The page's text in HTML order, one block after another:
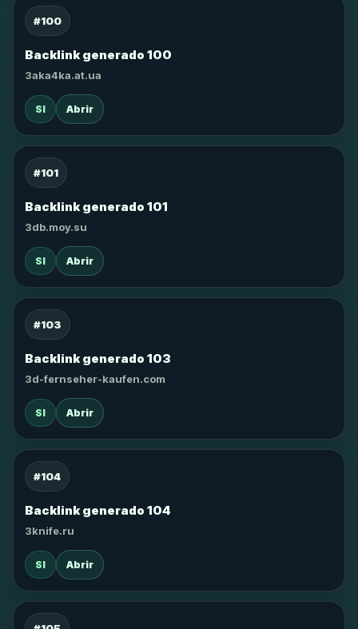
#100
Backlink generado 100
3aka4ka.at.ua
SI Abrir
#101
Backlink generado 101
3db.moy.su
SI Abrir
#103
Backlink generado 103
3d-fernseher-kaufen.com
SI Abrir
#104
Backlink generado 104
3knife.ru
SI Abrir